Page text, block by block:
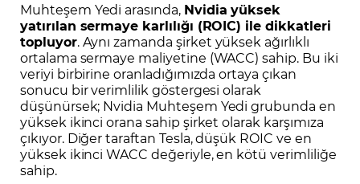
Muhteşem Yedi arasında, Nvidia yüksek
yatırılan sermaye karlılığı (ROIC) ile dikkatleri
topluyor. Aynı zamanda şirket yüksek ağırlıklı
ortalama sermaye maliyetine (WACC) sahip. Bu iki
veriyi birbirine oranladığımızda ortaya çıkan
sonucu bir verimlilik göstergesi olarak
düşünürsek; Nvidia Muhteşem Yedi grubunda en
yüksek ikinci orana sahip şirket olarak karşımıza
çıkıyor. Diğer taraftan Tesla, düşük ROIC ve en
yüksek ikinci WACC değeriyle, en kötü verimliliğe
sahip.